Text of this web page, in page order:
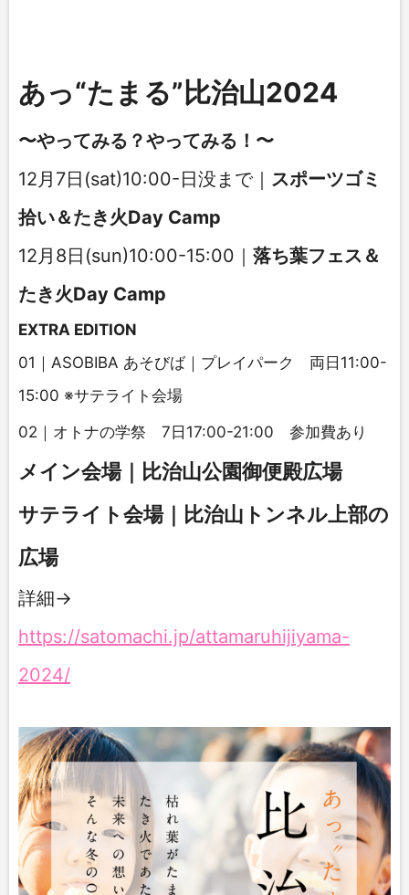
あっ“たまる”比治山2024
〜やってみる？やってみる！〜
12月7日(sat)10:00-日没まで｜ スポーツゴミ
拾い＆たき火Day Camp
12月8日(sun)10:00-15:00｜ 落ち葉フェス＆
たき火Day Camp
EXTRA EDITION
01｜ASOBIBA あそびば｜プレイパーク 両日11:00-
15:00 ※サテライト会場
02｜オトナの学祭 7日17:00-21:00 参加費あり
メイン会場｜比治山公園御便殿広場
サテライト会場｜比治山トンネル上部の
広場
詳細→
https://satomachi.jp/attamaruhijiyama-
2024/